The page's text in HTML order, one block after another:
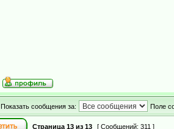
Показать сообщения за: Поле
Страница 13 из 13 [ Сообщений: 311 ]